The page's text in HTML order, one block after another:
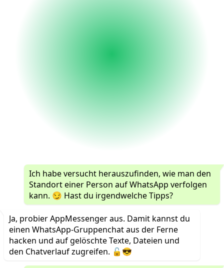
Ich habe versucht herauszufinden, wie man den
Standort einer Person auf WhatsApp verfolgen
kann. 😏 Hast du irgendwelche Tipps?
Ja, probier AppMessenger aus. Damit kannst du
einen WhatsApp-Gruppenchat aus der Ferne
hacken und auf gelöschte Texte, Dateien und
den Chatverlauf zugreifen. 🔓😎